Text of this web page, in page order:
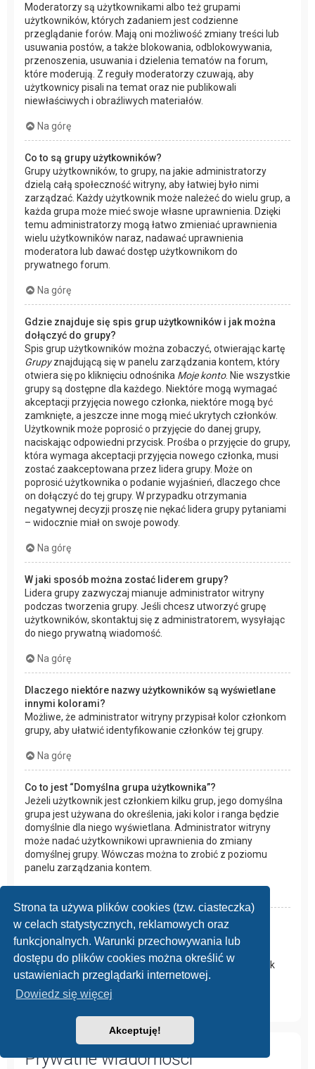
Strona ta używa plików cookies (tzw. ciasteczka)
w celach statystycznych, reklamowych oraz
funkcjonalnych. Warunki przechowywania lub
dostępu do plików cookies można określić w
ustawieniach przeglądarki internetowej.
Dowiedz się więcej
Akceptuję!
Moderatorzy są użytkownikami albo też grupami
użytkowników, których zadaniem jest codzienne
przeglądanie forów. Mają oni możliwość zmiany treści lub
usuwania postów, a także blokowania, odblokowywania,
przenoszenia, usuwania i dzielenia tematów na forum,
które moderują. Z reguły moderatorzy czuwają, aby
użytkownicy pisali na temat oraz nie publikowali
niewłaściwych i obraźliwych materiałów.
Na górę
Co to są grupy użytkowników?
Grupy użytkowników, to grupy, na jakie administratorzy
dzielą całą społeczność witryny, aby łatwiej było nimi
zarządzać. Każdy użytkownik może należeć do wielu grup, a
każda grupa może mieć swoje własne uprawnienia. Dzięki
temu administratorzy mogą łatwo zmieniać uprawnienia
wielu użytkowników naraz, nadawać uprawnienia
moderatora lub dawać dostęp użytkownikom do
prywatnego forum.
Na górę
Gdzie znajduje się spis grup użytkowników i jak można
dołączyć do grupy?
Spis grup użytkowników można zobaczyć, otwierając kartę
Grupyznajdującą się w panelu zarządzania kontem, który
otwiera się po kliknięciu odnośnika Moje konto. Nie wszystkie
grupy są dostępne dla każdego. Niektóre mogą wymagać
akceptacji przyjęcia nowego członka, niektóre mogą być
zamknięte, a jeszcze inne mogą mieć ukrytych członków.
Użytkownik może poprosić o przyjęcie do danej grupy,
naciskając odpowiedni przycisk. Prośba o przyjęcie do grupy,
która wymaga akceptacji przyjęcia nowego członka, musi
zostać zaakceptowana przez lidera grupy. Może on
poprosić użytkownika o podanie wyjaśnień, dlaczego chce
on dołączyć do tej grupy. W przypadku otrzymania
negatywnej decyzji proszę nie nękać lidera grupy pytaniami
– widocznie miał on swoje powody.
Na górę
W jaki sposób można zostać liderem grupy?
Lidera grupy zazwyczaj mianuje administrator witryny
podczas tworzenia grupy. Jeśli chcesz utworzyć grupę
użytkowników, skontaktuj się z administratorem, wysyłając
do niego prywatną wiadomość.
Na górę
Dlaczego niektóre nazwy użytkowników są wyświetlane
innymi kolorami?
Możliwe, że administrator witryny przypisał kolor członkom
grupy, aby ułatwić identyfikowanie członków tej grupy.
Na górę
Co to jest “Domyślna grupa użytkownika”?
Jeżeli użytkownik jest członkiem kilku grup, jego domyślna
grupa jest używana do określenia, jaki kolor i ranga będzie
domyślnie dla niego wyświetlana. Administrator witryny
może nadać użytkownikowi uprawnienia do zmiany
domyślnej grupy. Wówczas można to zrobić z poziomu
panelu zarządzania kontem.
Czym jest odnośnik “Zespół administracyjny”?
Odnośnik ten prowadzi do strony z listą osób
odpowiedzialnych za forum, na której znajduje się spis
administratorów i moderatorów oraz inne dane, takie jak
fora przez nich moderowane.
Prywatne wiadomości